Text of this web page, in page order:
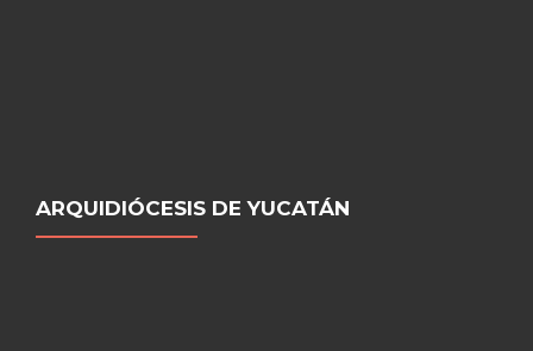
ARQUIDIÓCESIS DE YUCATÁN